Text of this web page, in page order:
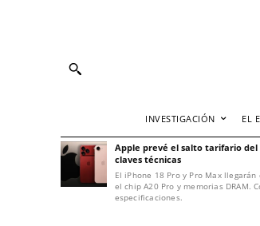
INVESTIGACIÓN EL
Apple prevé el salto tarifario del
claves técnicas
El iPhone 18 Pro y Pro Max
el chip A20 Pro y memorias DRAM.
especificaciones.